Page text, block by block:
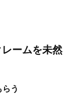
レームを未然
う